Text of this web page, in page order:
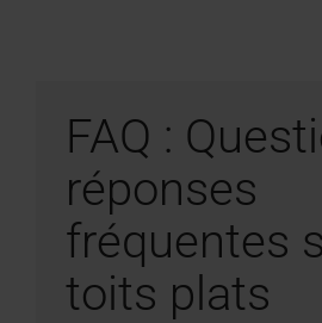
FAQ :
réponses
fréquentes
toits plats